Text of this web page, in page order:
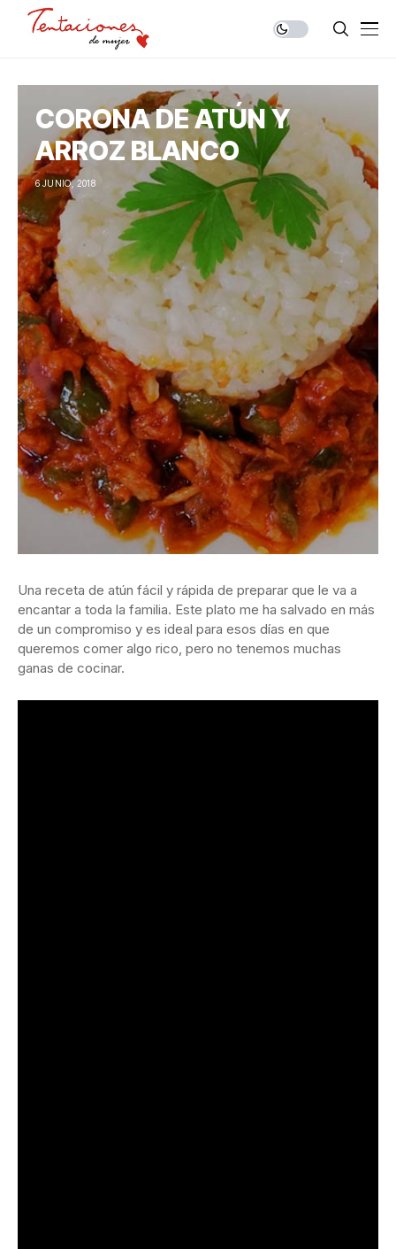
CORONA DE ATÚN Y
ARROZ BLANCO
6 JUNIO, 2018
Una receta de atún fácil y rápida de preparar que le va a
encantar a toda la familia. Este plato me ha salvado en más
de un compromiso y es ideal para esos días en que
queremos comer algo rico, pero no tenemos muchas
ganas de cocinar.